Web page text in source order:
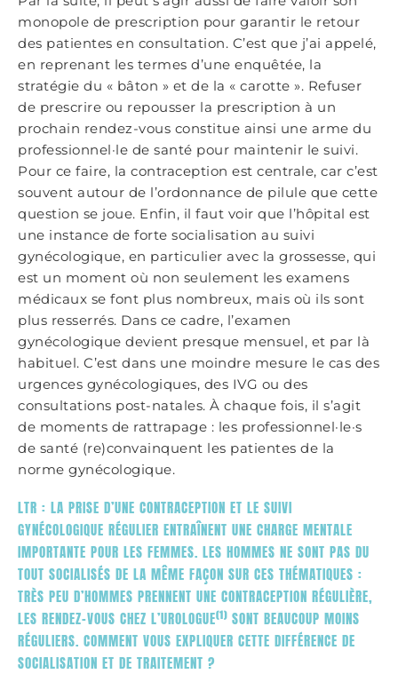
monopole de prescription pour garantir le retour
des patientes en consultation. C’est que j’ai appelé,
en reprenant les termes d’une enquêtée, la
stratégie du « bâton » et de la « carotte ». Refuser
de prescrire ou repousser la prescription à un
prochain rendez-vous constitue ainsi une arme du
professionnel·le de santé pour maintenir le suivi.
Pour ce faire, la contraception est centrale, car c’est
souvent autour de l’ordonnance de pilule que cette
question se joue. Enfin, il faut voir que l’hôpital est
une instance de forte socialisation au suivi
gynécologique, en particulier avec la grossesse, qui
est un moment où non seulement les examens
médicaux se font plus nombreux, mais où ils sont
plus resserrés. Dans ce cadre, l’examen
gynécologique devient presque mensuel, et par là
habituel. C’est dans une moindre mesure le cas des
urgences gynécologiques, des IVG ou des
consultations post-natales. À chaque fois, il s’agit
de moments de rattrapage : les professionnel·le·s
de santé (re)convainquent les patientes de la
norme gynécologique.
LTR : LA PRISE D’UNE CONTRACEPTION ET LE SUIVI
GYNÉCOLOGIQUE RÉGULIER ENTRAÎNENT UNE CHARGE MENTALE
IMPORTANTE POUR LES FEMMES. LES HOMMES NE SONT PAS DU
TOUT SOCIALISÉS DE LA MÊME FAÇON SUR CES THÉMATIQUES :
TRÈS PEU D’HOMMES PRENNENT UNE CONTRACEPTION RÉGULIÈRE,
LES RENDEZ-VOUS CHEZ L’UROLOGUE(1) SONT BEAUCOUP MOINS
RÉGULIERS. COMMENT VOUS EXPLIQUER CETTE DIFFÉRENCE DE
SOCIALISATION ET DE TRAITEMENT ?